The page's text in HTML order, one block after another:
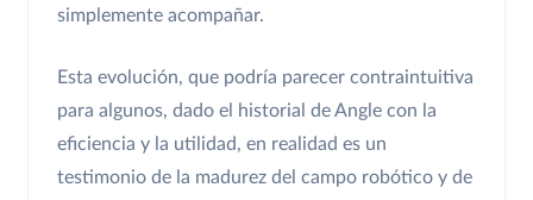
simplemente acompañar.
Esta evolución, que podría parecer contraintuitiva
para algunos, dado el historial de Angle con la
eficiencia y la utilidad, en realidad es un
testimonio de la madurez del campo robótico y de